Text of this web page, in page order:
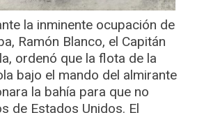
la inminente ocupación de
Ramón Blanco, el Capitán
ordenó que la flota de la
bajo el mando del almirante
la bahía para que no
de Estados Unidos. El